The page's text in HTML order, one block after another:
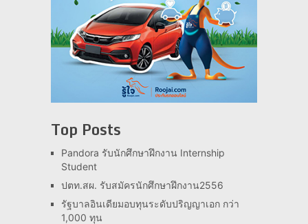
Top Posts
Pandora รับนักศึกษาฝึกงาน Internship
Student
ปตท.สผ. รับสมัครนักศึกษาฝึกงาน2556
รัฐบาลอินเดียมอบทุนระดับปริญญาเอก กว่า
1,000 ทุน